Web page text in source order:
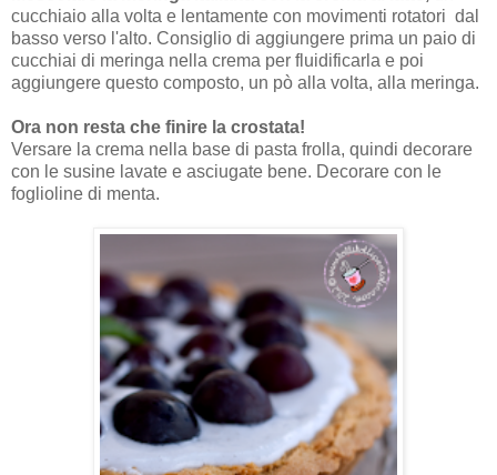
cucchiaio alla volta e lentamente con movimenti rotatori dal
basso verso l'alto. Consiglio di aggiungere prima un paio di
cucchiai di meringa nella crema per fluidificarla e poi
aggiungere questo composto, un pò alla volta, alla meringa.
Ora non resta che finire la crostata!
Versare la crema nella base di pasta frolla, quindi decorare
con le susine lavate e asciugate bene. Decorare con le
foglioline di menta.